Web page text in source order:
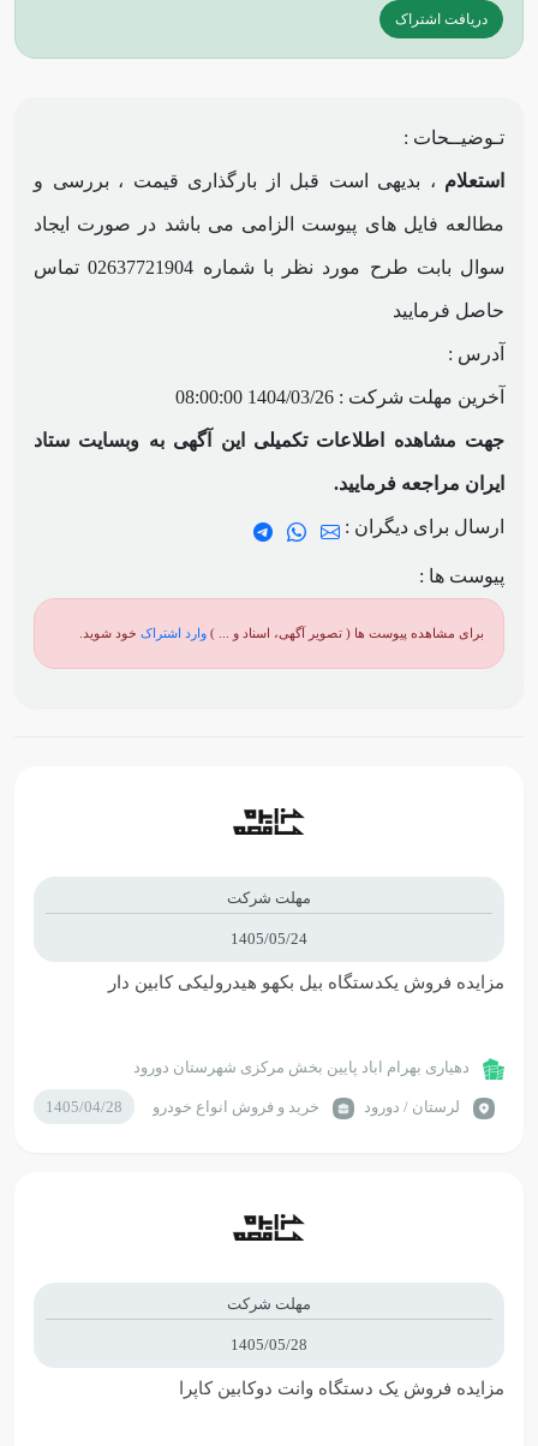
دریافت اشتراک
تـوضیــحات :
استعلام ، بدیهی است قبل از بارگذاری قیمت ، بررسی و
مطالعه فایل های پیوست الزامی می باشد در صورت ایجاد
سوال بابت طرح مورد نظر با شماره 02637721904 تماس
حاصل فرمایید
آدرس :
آخرین مهلت شرکت : 1404/03/26 08:00:00
جهت مشاهده اطلاعات تکمیلی این آگهی به وبسایت ستاد
ایران مراجعه فرمایید.
ارسال برای دیگران :
پیوست ها :
برای مشاهده پیوست ها ( تصویر آگهی، اسناد و ... ) وارد اشتراک خود شوید.
مهلت شرکت
1405/05/24
مزایده فروش یکدستگاه بیل بکهو هیدرولیکی کابین دار
دهیاری بهرام اباد پایین بخش مرکزی شهرستان دورود
لرستان / دورود خرید و فروش انواع خودرو 1405/04/28
مهلت شرکت
1405/05/28
مزایده فروش یک دستگاه وانت دوکابین کاپرا